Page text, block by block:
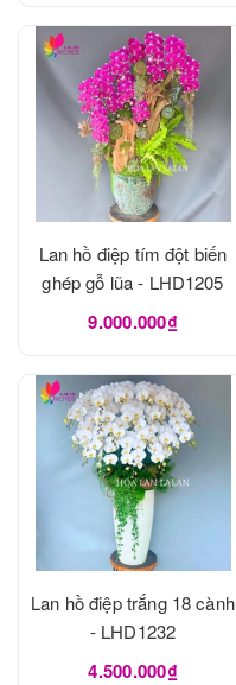
Lan hồ điệp tím đột biến
ghép gỗ lũa - LHD1205
9.000.000₫
Lan hồ điệp trắng 18 cành
- LHD1232
4.500.000₫